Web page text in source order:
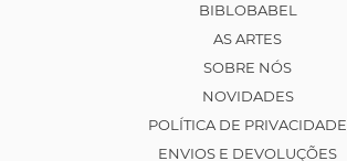
BIBLOBABEL
AS ARTES
SOBRE NÓS
NOVIDADES
POLÍTICA DE PRIVACIDADE
ENVIOS E DEVOLUÇÕES